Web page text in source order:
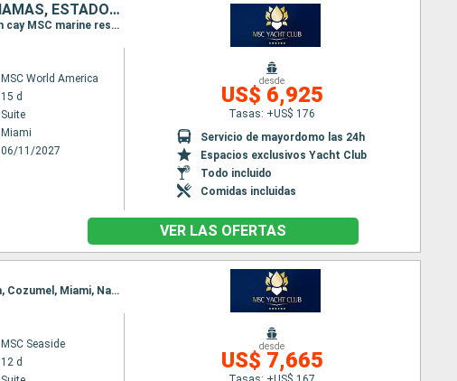
HONDURAS, MÉXICO, REPÚBLICA DOMINICANA, PUERTO RICO, BAHAMAS, ESTADOS UNIDOS
Itinerario : Miami, Roatan, Costa Maya, Cozumel, Miami, Puerto Plata, San Juan, Ocean cay MSC marine reserve, Miami
MSC World America
15 d
Suite
Miami
06/11/2027
desde
US$ 6,925
Tasas: +US$ 176
Servicio de mayordomo las 24h
Espacios exclusivos Yacht Club
Todo incluido
Comidas incluidas
VER LAS OFERTAS
Itinerario : Miami, Ocean cay MSC marine reserve, Falmouth, Georgetown Islas Caiman, Cozumel, Miami, Nassau, Ocean cay MSC marine reserve, Miami
MSC Seaside
12 d
desde
US$ 7,665